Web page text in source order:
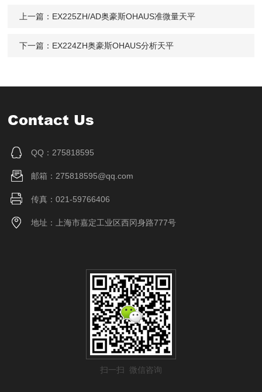
上一篇： EX225ZH/AD奥豪斯OHAUS准微量天平
下一篇： EX224ZH奥豪斯OHAUS分析天平
Contact Us
QQ：275818595
邮箱：275818595@qq.com
传真：021-59766406
地址：上海市嘉定工业区西冈身路777号
扫一扫 微信咨询